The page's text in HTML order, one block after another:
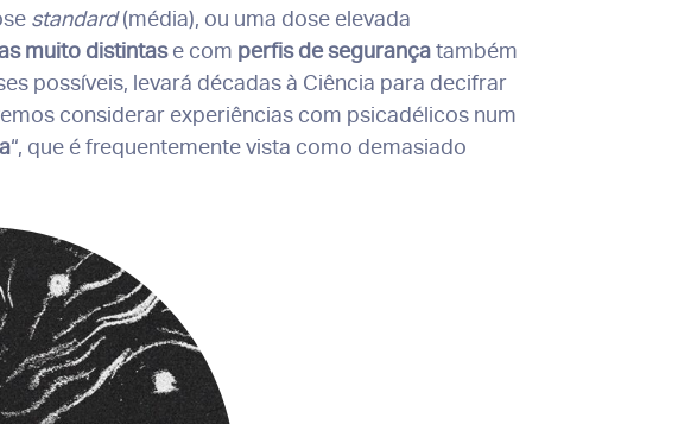
standard(média), ou uma dose elevada
muito distintase com perfis de segurançatambém
possíveis, levará décadas à Ciência para decifrar
considerar experiências com psicadélicos num
“, que é frequentemente vista como demasiado